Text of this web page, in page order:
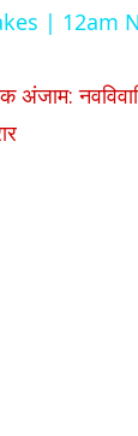
| 12am
अंजाम: